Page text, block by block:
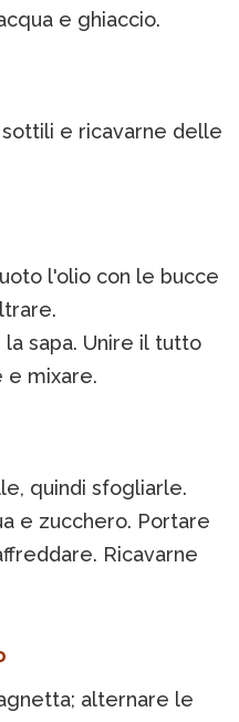
e ghiaccio.
e ricavarne delle
l'olio con le bucce
sapa. Unire il tutto
e mixare.
quindi sfogliarle.
e zucchero. Portare
Ricavarne
alternare le